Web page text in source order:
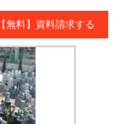
【無料】資料請求する